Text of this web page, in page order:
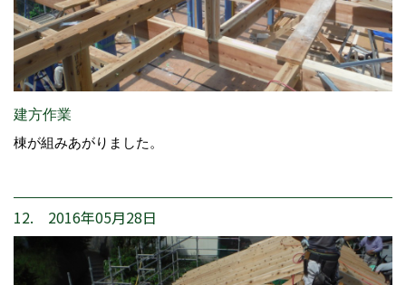
建方作業
棟が組みあがりました。
12. 2016年05月28日